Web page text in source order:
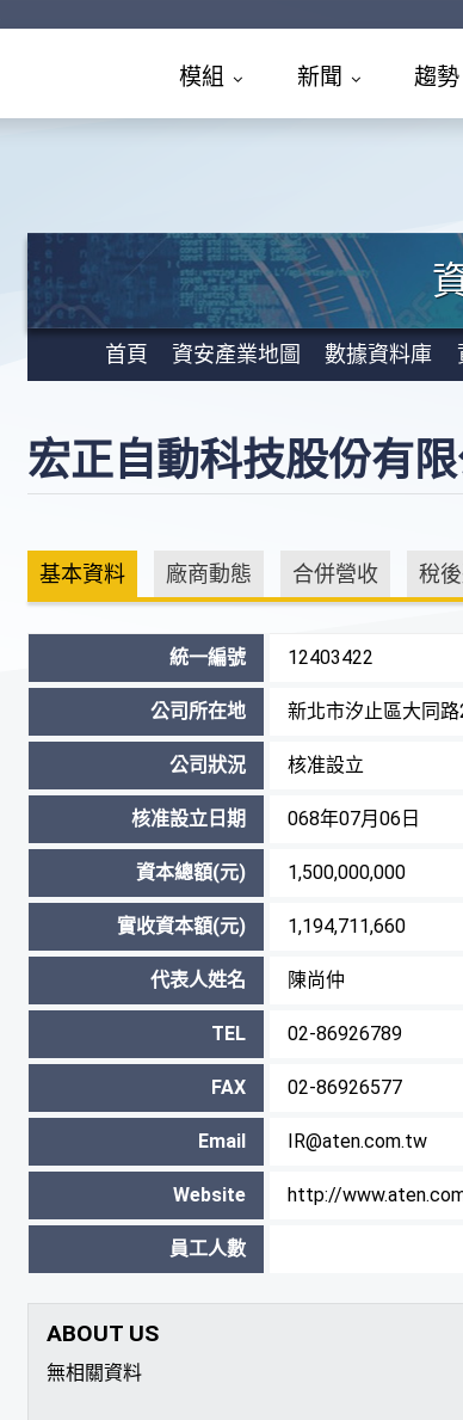
模組 新聞 趨勢
首頁 資安產業地圖 數據資料庫
宏正自動科技股份有
基本資料 廠商動態 合併營收 稅
統一編號 12403422
公司所在地 新北市汐止區大同
公司狀況 核准設立
核准設立日期 068年07月06日
資本總額(元) 1,500,000,000
實收資本額(元) 1,194,711,660
代表人姓名 陳尚仲
TEL 02-86926789
FAX 02-86926577
Email IR@aten.com.tw
Website http://
員工人數
ABOUT US
無相關資料